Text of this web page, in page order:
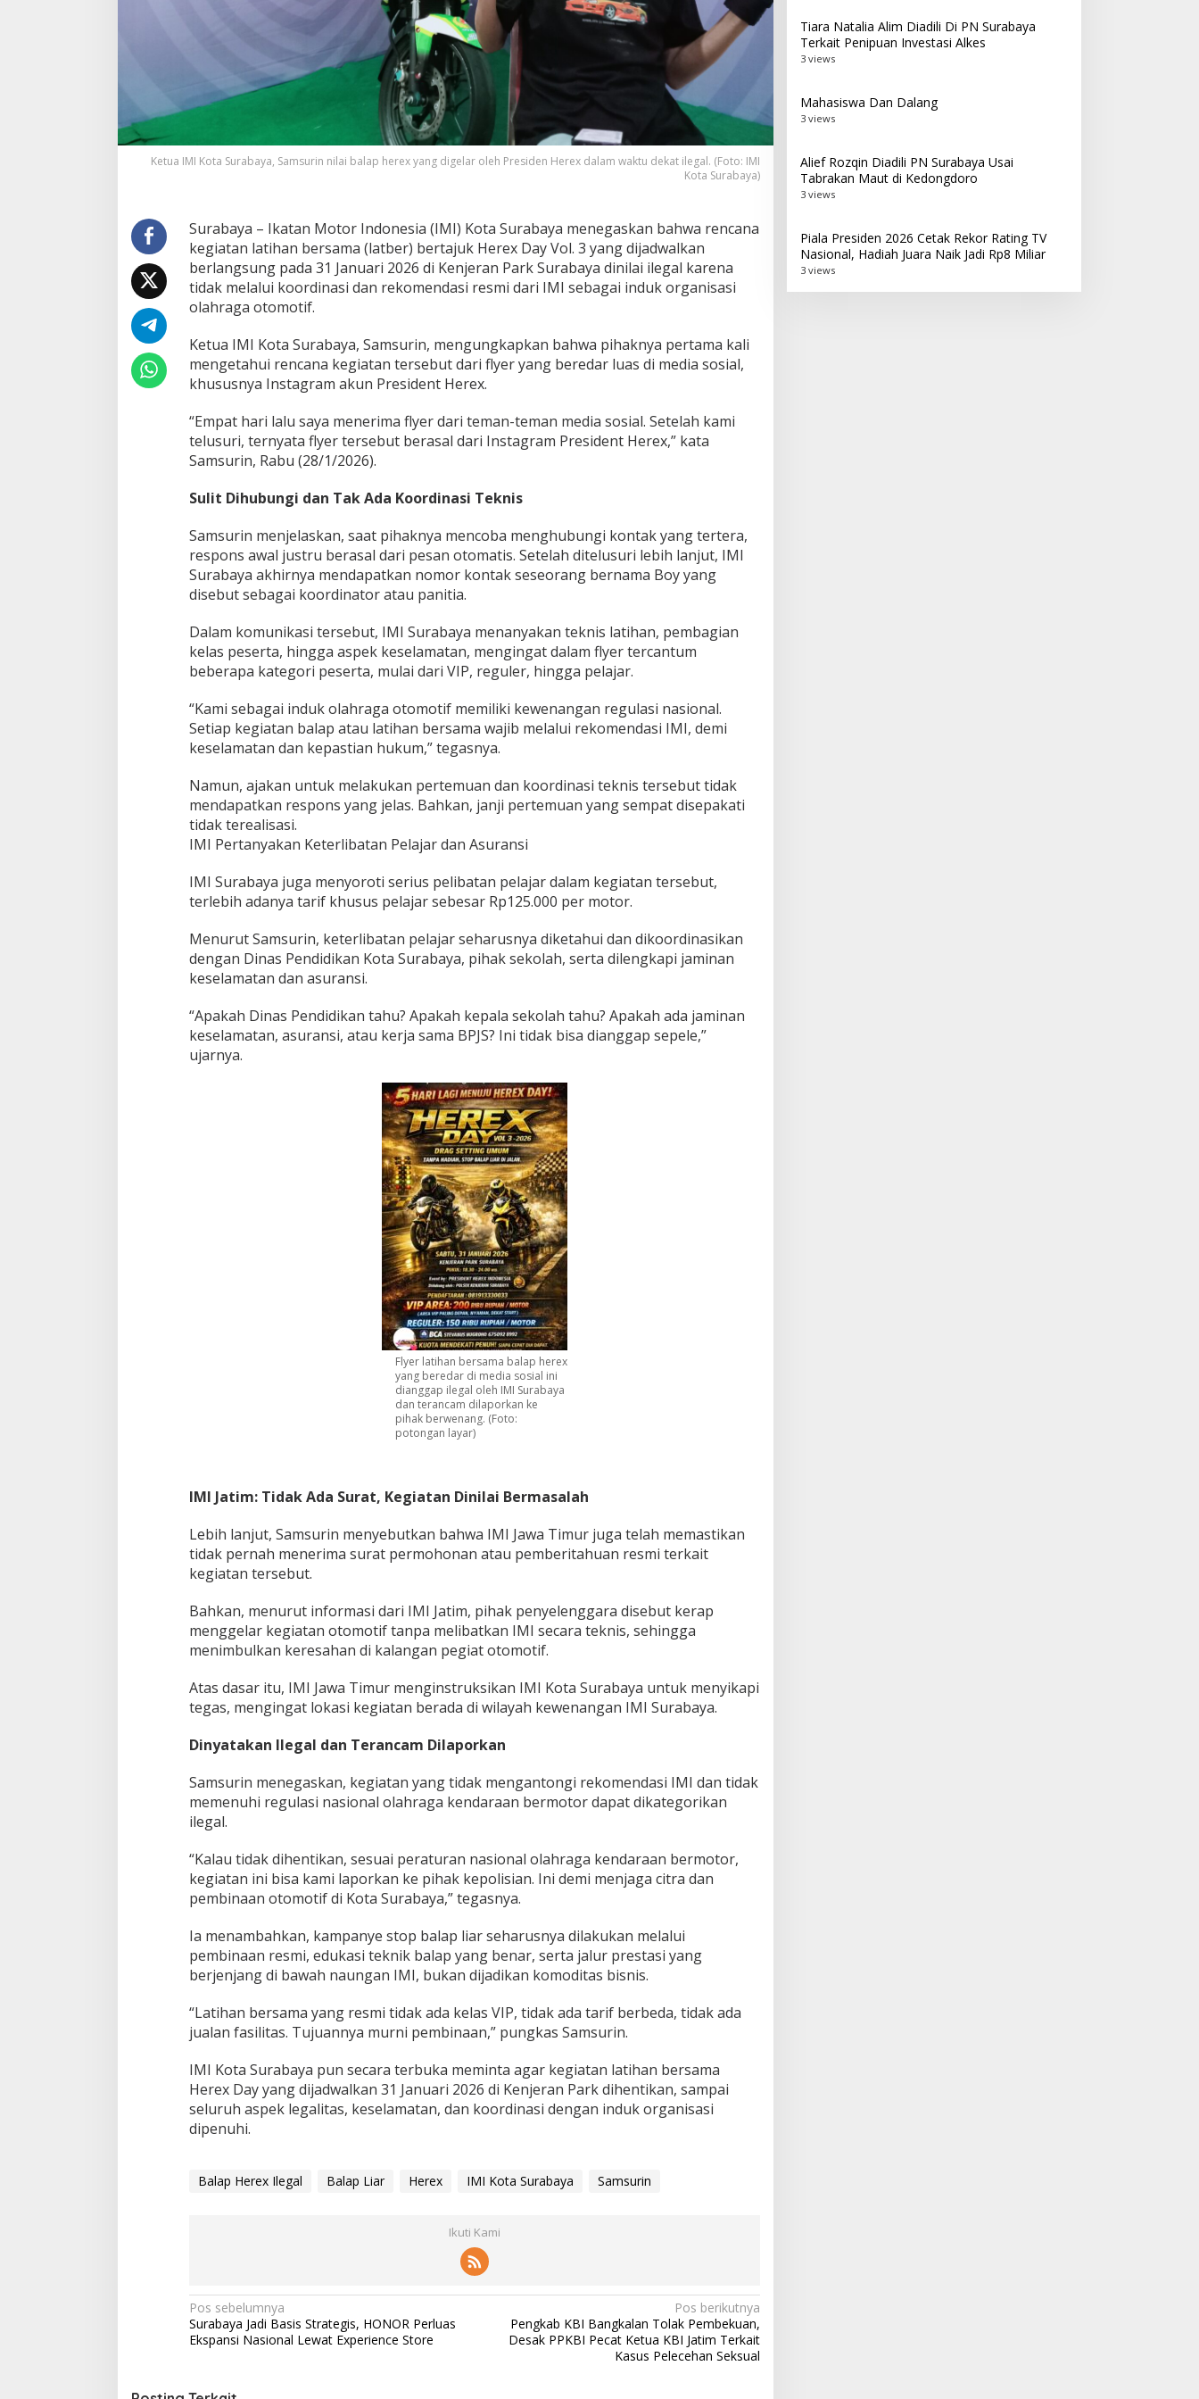
x
D
K
e
r
a
n
I
l
g
a
l
,
e
r
u
a
n
e
g
i
a
t
n
D
i
n
t
i
a
n
!
Ketua IMI Kota Surabaya, Samsurin nilai balap herex yang digelar oleh Presiden Herex dalam waktu dekat ilegal. (Foto: IMI
Kota Surabaya)
Surabaya – Ikatan Motor Indonesia (IMI) Kota Surabaya menegaskan bahwa rencana
kegiatan latihan bersama (latber) bertajuk Herex Day Vol. 3 yang dijadwalkan
berlangsung pada 31 Januari 2026 di Kenjeran Park Surabaya dinilai ilegal karena
tidak melalui koordinasi dan rekomendasi resmi dari IMI sebagai induk organisasi
olahraga otomotif.
Ketua IMI Kota Surabaya, Samsurin, mengungkapkan bahwa pihaknya pertama kali
mengetahui rencana kegiatan tersebut dari flyer yang beredar luas di media sosial,
khususnya Instagram akun President Herex.
“Empat hari lalu saya menerima flyer dari teman-teman media sosial. Setelah kami
telusuri, ternyata flyer tersebut berasal dari Instagram President Herex,” kata
Samsurin, Rabu (28/1/2026).
Sulit Dihubungi dan Tak Ada Koordinasi Teknis
Samsurin menjelaskan, saat pihaknya mencoba menghubungi kontak yang tertera,
respons awal justru berasal dari pesan otomatis. Setelah ditelusuri lebih lanjut, IMI
Surabaya akhirnya mendapatkan nomor kontak seseorang bernama Boy yang
disebut sebagai koordinator atau panitia.
Dalam komunikasi tersebut, IMI Surabaya menanyakan teknis latihan, pembagian
kelas peserta, hingga aspek keselamatan, mengingat dalam flyer tercantum
beberapa kategori peserta, mulai dari VIP, reguler, hingga pelajar.
“Kami sebagai induk olahraga otomotif memiliki kewenangan regulasi nasional.
Setiap kegiatan balap atau latihan bersama wajib melalui rekomendasi IMI, demi
keselamatan dan kepastian hukum,” tegasnya.
Namun, ajakan untuk melakukan pertemuan dan koordinasi teknis tersebut tidak
mendapatkan respons yang jelas. Bahkan, janji pertemuan yang sempat disepakati
tidak terealisasi.
IMI Pertanyakan Keterlibatan Pelajar dan Asuransi
IMI Surabaya juga menyoroti serius pelibatan pelajar dalam kegiatan tersebut,
terlebih adanya tarif khusus pelajar sebesar Rp125.000 per motor.
Menurut Samsurin, keterlibatan pelajar seharusnya diketahui dan dikoordinasikan
dengan Dinas Pendidikan Kota Surabaya, pihak sekolah, serta dilengkapi jaminan
keselamatan dan asuransi.
“Apakah Dinas Pendidikan tahu? Apakah kepala sekolah tahu? Apakah ada jaminan
keselamatan, asuransi, atau kerja sama BPJS? Ini tidak bisa dianggap sepele,”
ujarnya.
Flyer latihan bersama balap herex
yang beredar di media sosial ini
dianggap ilegal oleh IMI Surabaya
dan terancam dilaporkan ke
pihak berwenang. (Foto:
potongan layar)
IMI Jatim: Tidak Ada Surat, Kegiatan Dinilai Bermasalah
Lebih lanjut, Samsurin menyebutkan bahwa IMI Jawa Timur juga telah memastikan
tidak pernah menerima surat permohonan atau pemberitahuan resmi terkait
kegiatan tersebut.
Bahkan, menurut informasi dari IMI Jatim, pihak penyelenggara disebut kerap
menggelar kegiatan otomotif tanpa melibatkan IMI secara teknis, sehingga
menimbulkan keresahan di kalangan pegiat otomotif.
Atas dasar itu, IMI Jawa Timur menginstruksikan IMI Kota Surabaya untuk menyikapi
tegas, mengingat lokasi kegiatan berada di wilayah kewenangan IMI Surabaya.
Dinyatakan Ilegal dan Terancam Dilaporkan
Samsurin menegaskan, kegiatan yang tidak mengantongi rekomendasi IMI dan tidak
memenuhi regulasi nasional olahraga kendaraan bermotor dapat dikategorikan
ilegal.
“Kalau tidak dihentikan, sesuai peraturan nasional olahraga kendaraan bermotor,
kegiatan ini bisa kami laporkan ke pihak kepolisian. Ini demi menjaga citra dan
pembinaan otomotif di Kota Surabaya,” tegasnya.
Ia menambahkan, kampanye stop balap liar seharusnya dilakukan melalui
pembinaan resmi, edukasi teknik balap yang benar, serta jalur prestasi yang
berjenjang di bawah naungan IMI, bukan dijadikan komoditas bisnis.
“Latihan bersama yang resmi tidak ada kelas VIP, tidak ada tarif berbeda, tidak ada
jualan fasilitas. Tujuannya murni pembinaan,” pungkas Samsurin.
IMI Kota Surabaya pun secara terbuka meminta agar kegiatan latihan bersama
Herex Day yang dijadwalkan 31 Januari 2026 di Kenjeran Park dihentikan, sampai
seluruh aspek legalitas, keselamatan, dan koordinasi dengan induk organisasi
dipenuhi.
Balap Herex Ilegal Balap Liar Herex IMI Kota Surabaya Samsurin
Ikuti Kami
N
a
i
Pos sebelumnya
Surabaya Jadi Basis Strategis, HONOR Perluas
Ekspansi Nasional Lewat Experience Store
Pos berikutnya
Pengkab KBI Bangkalan Tolak Pembekuan,
Desak PPKBI Pecat Ketua KBI Jatim Terkait
Kasus Pelecehan Seksual
Tiara Natalia Alim Diadili Di PN Surabaya
Terkait Penipuan Investasi Alkes
3 views
Mahasiswa Dan Dalang
3 views
Alief Rozqin Diadili PN Surabaya Usai
Tabrakan Maut di Kedongdoro
3 views
Piala Presiden 2026 Cetak Rekor Rating TV
Nasional, Hadiah Juara Naik Jadi Rp8 Miliar
3 views